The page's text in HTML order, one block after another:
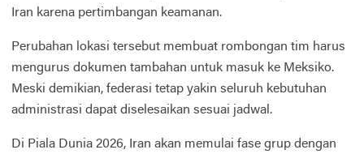
Iran karena pertimbangan keamanan.
Perubahan lokasi tersebut membuat rombongan tim harus
mengurus dokumen tambahan untuk masuk ke Meksiko.
Meski demikian, federasi tetap yakin seluruh kebutuhan
administrasi dapat diselesaikan sesuai jadwal.
Di Piala Dunia 2026, Iran akan memulai fase grup dengan